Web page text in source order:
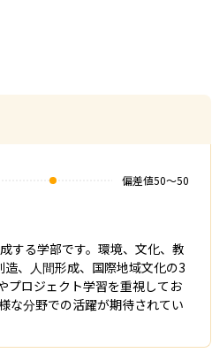
偏差値50〜50
する学部です。環境、文化、教
、人間形成、国際地域文化の3
プロジェクト学習を重視してお
な分野での活躍が期待されてい